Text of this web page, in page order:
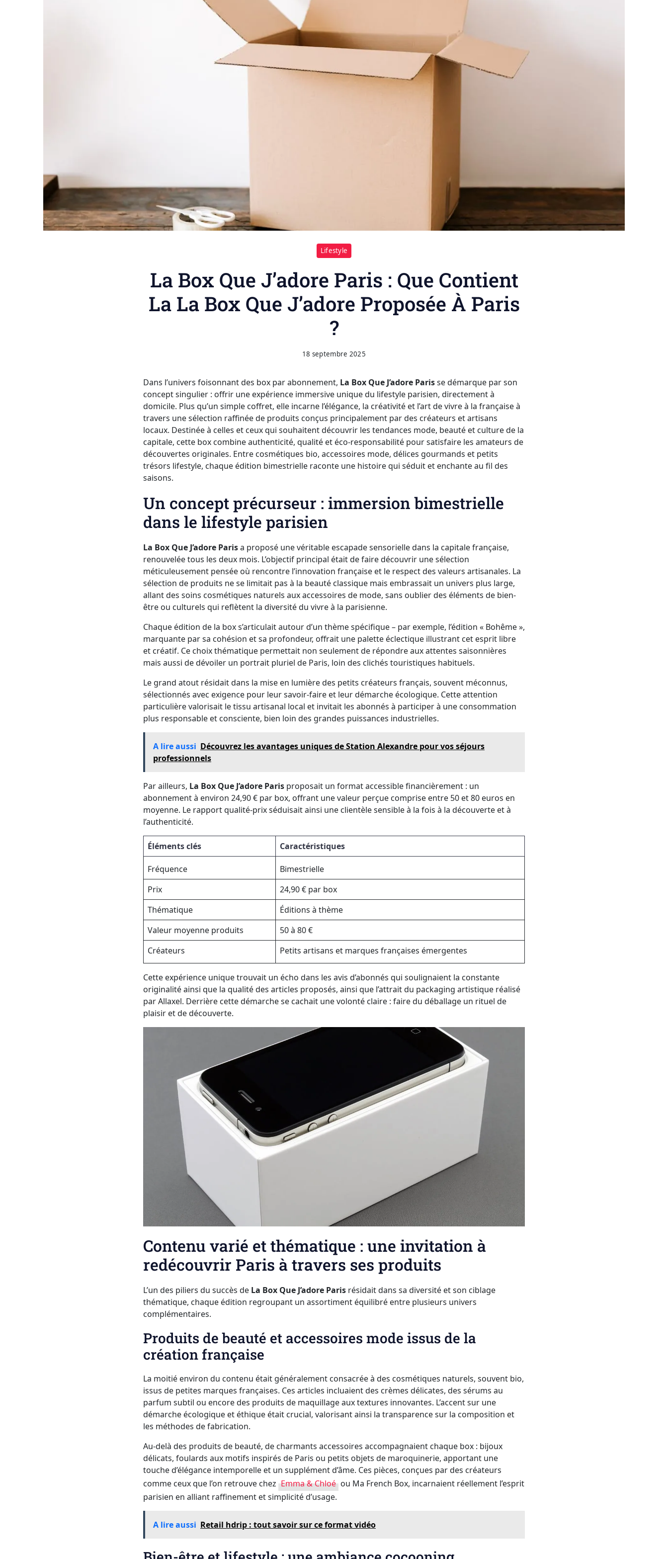
Lifestyle
La Box Que J’adore Paris : Que Contient
La La Box Que J’adore Proposée À Paris
?
18 septembre 2025
Dans l’univers foisonnant des box par abonnement, La Box Que J’adore Parisse démarque par son
concept singulier : offrir une expérience immersive unique du lifestyle parisien, directement à
domicile. Plus qu’un simple coffret, elle incarne l’élégance, la créativité et l’art de vivre à la française à
travers une sélection raffinée de produits conçus principalement par des créateurs et artisans
locaux. Destinée à celles et ceux qui souhaitent découvrir les tendances mode, beauté et culture de la
capitale, cette box combine authenticité, qualité et éco-responsabilité pour satisfaire les amateurs de
découvertes originales. Entre cosmétiques bio, accessoires mode, délices gourmands et petits
trésors lifestyle, chaque édition bimestrielle raconte une histoire qui séduit et enchante au fil des
saisons.
Un concept précurseur : immersion bimestrielle
dans le lifestyle parisien
La Box Que J’adore Parisa proposé une véritable escapade sensorielle dans la capitale française,
renouvelée tous les deux mois. L’objectif principal était de faire découvrir une sélection
méticuleusement pensée où rencontre l’innovation française et le respect des valeurs artisanales. La
sélection de produits ne se limitait pas à la beauté classique mais embrassait un univers plus large,
allant des soins cosmétiques naturels aux accessoires de mode, sans oublier des éléments de bien-
être ou culturels qui reflètent la diversité du vivre à la parisienne.
Chaque édition de la box s’articulait autour d’un thème spécifique – par exemple, l’édition « Bohême »,
marquante par sa cohésion et sa profondeur, offrait une palette éclectique illustrant cet esprit libre
et créatif. Ce choix thématique permettait non seulement de répondre aux attentes saisonnières
mais aussi de dévoiler un portrait pluriel de Paris, loin des clichés touristiques habituels.
Le grand atout résidait dans la mise en lumière des petits créateurs français, souvent méconnus,
sélectionnés avec exigence pour leur savoir-faire et leur démarche écologique. Cette attention
particulière valorisait le tissu artisanal local et invitait les abonnés à participer à une consommation
plus responsable et consciente, bien loin des grandes puissances industrielles.
A lire aussi Découvrez les avantages uniques de Station Alexandre pour vos séjours
professionnels
Par ailleurs, La Box Que J’adore Paris proposait un format accessible financièrement : un
abonnement à environ 24,90 € par box, offrant une valeur perçue comprise entre 50 et 80 euros en
moyenne. Le rapport qualité-prix séduisait ainsi une clientèle sensible à la fois à la découverte et à
l’authenticité.
Éléments clés Caractéristiques
Fréquence
Bimestrielle
Prix
24,90 € par box
Thématique
Éditions à thème
Valeur moyenne produits
50 à 80 €
Créateurs
Petits artisans et marques françaises émergentes
Cette expérience unique trouvait un écho dans les avis d’abonnés qui soulignaient la constante
originalité ainsi que la qualité des articles proposés, ainsi que l’attrait du packaging artistique réalisé
par Allaxel. Derrière cette démarche se cachait une volonté claire : faire du déballage un rituel de
plaisir et de découverte.
Contenu varié et thématique : une invitation à
redécouvrir Paris à travers ses produits
L’un des piliers du succès de La Box Que J’adore Paris résidait dans sa diversité et son ciblage
thématique, chaque édition regroupant un assortiment équilibré entre plusieurs univers
complémentaires.
Produits de beauté et accessoires mode issus de la
création française
La moitié environ du contenu était généralement consacrée à des cosmétiques naturels, souvent bio,
issus de petites marques françaises. Ces articles incluaient des crèmes délicates, des sérums au
parfum subtil ou encore des produits de maquillage aux textures innovantes. L’accent sur une
démarche écologique et éthique était crucial, valorisant ainsi la transparence sur la composition et
les méthodes de fabrication.
Au-delà des produits de beauté, de charmants accessoires accompagnaient chaque box : bijoux
délicats, foulards aux motifs inspirés de Paris ou petits objets de maroquinerie, apportant une
touche d’élégance intemporelle et un supplément d’âme. Ces pièces, conçues par des créateurs
comme ceux que l’on retrouve chez Emma & Chloé ou Ma French Box, incarnaient réellement l’esprit
parisien en alliant raffinement et simplicité d’usage.
A lire aussi Retail hdrip : tout savoir sur ce format vidéo